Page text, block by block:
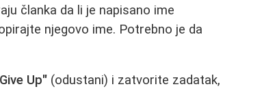
članka da li je napisano ime
njegovo ime. Potrebno je da
Up" (odustani) i zatvorite zadatak,